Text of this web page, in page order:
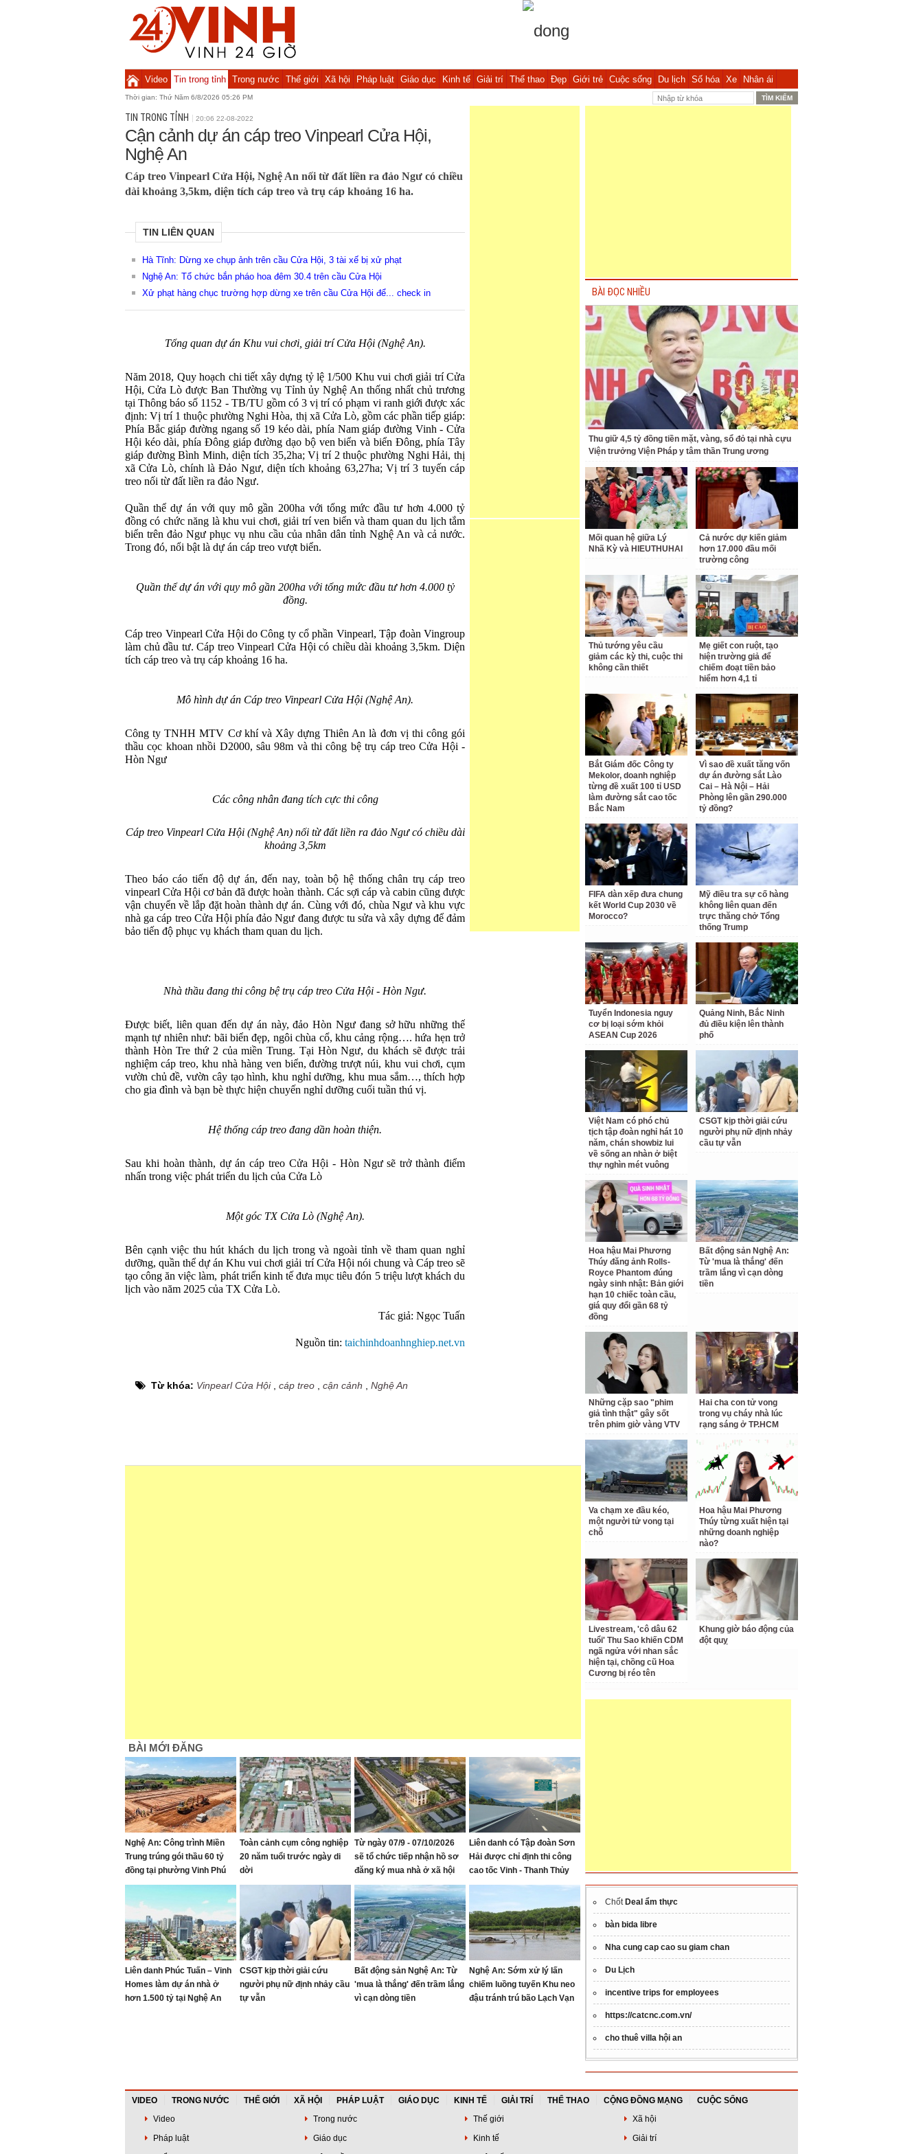
Video Tin trong tỉnh Trong nước Thế giới Xã hội Pháp luật Giáo dục Kinh tế Giải trí Thể thao Đẹp Giới trẻ Cuộc sống Du lịch Số hóa Xe Nhân ái
Thời gian: Thứ Năm 6/8/2026 05:26 PM
TIN TRONG TỈNH 20:06 22-08-2022
Cận cảnh dự án cáp treo Vinpearl Cửa Hội,
Nghệ An
Cáp treo Vinpearl Cửa Hội, Nghệ An nối từ đất liền ra đảo Ngư có chiều
dài khoảng 3,5km, diện tích cáp treo và trụ cáp khoảng 16 ha.
TIN LIÊN QUAN
Hà Tĩnh: Dừng xe chụp ảnh trên cầu Cửa Hội, 3 tài xế bị xử phạt
Nghệ An: Tổ chức bắn pháo hoa đêm 30.4 trên cầu Cửa Hội
Xử phạt hàng chục trường hợp dừng xe trên cầu Cửa Hội để... check in
Tổng quan dự án Khu vui chơi, giải trí Cửa Hội (Nghệ An).
Năm 2018, Quy hoạch chi tiết xây dựng tỷ lệ 1/500 Khu vui chơi giải trí Cửa
Hội, Cửa Lò được Ban Thường vụ Tỉnh ủy Nghệ An thống nhất chủ trương
tại Thông báo số 1152 - TB/TU gồm có 3 vị trí có phạm vi ranh giới được xác
định: Vị trí 1 thuộc phường Nghi Hòa, thị xã Cửa Lò, gồm các phần tiếp giáp:
Phía Bắc giáp đường ngang số 19 kéo dài, phía Nam giáp đường Vinh - Cửa
Hội kéo dài, phía Đông giáp đường dạo bộ ven biển và biển Đông, phía Tây
giáp đường Bình Minh, diện tích 35,2ha; Vị trí 2 thuộc phường Nghi Hải, thị
xã Cửa Lò, chính là Đảo Ngư, diện tích khoảng 63,27ha; Vị trí 3 tuyến cáp
treo nối từ đất liền ra đảo Ngư.
Quần thể dự án với quy mô gần 200ha với tổng mức đầu tư hơn 4.000 tỷ
đồng có chức năng là khu vui chơi, giải trí ven biển và tham quan du lịch tắm
biển trên đảo Ngư phục vụ nhu cầu của nhân dân tỉnh Nghệ An và cả nước.
Trong đó, nổi bật là dự án cáp treo vượt biển.
Quần thể dự án với quy mô gần 200ha với tổng mức đầu tư hơn 4.000 tỷ
đồng.
Cáp treo Vinpearl Cửa Hội do Công ty cổ phần Vinpearl, Tập đoàn Vingroup
làm chủ đầu tư. Cáp treo Vinpearl Cửa Hội có chiều dài khoảng 3,5km. Diện
tích cáp treo và trụ cáp khoảng 16 ha.
Mô hình dự án Cáp treo Vinpearl Cửa Hội (Nghệ An).
Công ty TNHH MTV Cơ khí và Xây dựng Thiên An là đơn vị thi công gói
thầu cọc khoan nhồi D2000, sâu 98m và thi công bệ trụ cáp treo Cửa Hội -
Hòn Ngư
Các công nhân đang tích cực thi công
Cáp treo Vinpearl Cửa Hội (Nghệ An) nối từ đất liền ra đảo Ngư có chiều dài
khoảng 3,5km
Theo báo cáo tiến độ dự án, đến nay, toàn bộ hệ thống chân trụ cáp treo
vinpearl Cửa Hội cơ bản đã được hoàn thành. Các sợi cáp và cabin cũng được
vận chuyển về lắp đặt hoàn thành dự án. Cùng với đó, chùa Ngư và khu vực
nhà ga cáp treo Cửa Hội phía đảo Ngư đang được tu sửa và xây dựng để đảm
bảo tiến độ phục vụ khách tham quan du lịch.
Nhà thầu đang thi công bệ trụ cáp treo Cửa Hội - Hòn Ngư.
Được biết, liên quan đến dự án này, đảo Hòn Ngư đang sở hữu những thế
mạnh tự nhiên như: bãi biển đẹp, ngôi chùa cổ, khu cảng rộng…. hứa hẹn trở
thành Hòn Tre thứ 2 của miền Trung. Tại Hòn Ngư, du khách sẽ được trải
nghiệm cáp treo, khu nhà hàng ven biển, đường trượt núi, khu vui chơi, cụm
vườn chủ đề, vườn cây tạo hình, khu nghỉ dưỡng, khu mua sắm…, thích hợp
cho gia đình và bạn bè thực hiện chuyến nghỉ dưỡng cuối tuần thú vị.
Hệ thống cáp treo đang dần hoàn thiện.
Sau khi hoàn thành, dự án cáp treo Cửa Hội - Hòn Ngư sẽ trở thành điểm
nhấn trong việc phát triển du lịch của Cửa Lò
Một góc TX Cửa Lò (Nghệ An).
Bên cạnh việc thu hút khách du lịch trong và ngoài tỉnh về tham quan nghỉ
dưỡng, quần thể dự án Khu vui chơi giải trí Cửa Hội nói chung và Cáp treo sẽ
tạo công ăn việc làm, phát triển kinh tế đưa mục tiêu đón 5 triệu lượt khách du
lịch vào năm 2025 của TX Cửa Lò.
Tác giả: Ngọc Tuấn
Nguồn tin: taichinhdoanhnghiep.net.vn
Từ khóa: Vinpearl Cửa Hội, cáp treo cận cảnh Nghệ An
BÀI MỚI ĐĂNG
Nghệ An: Công trình Miền
Trung trúng gói thầu 60 tỷ
đồng tại phường Vinh Phú
Toàn cảnh cụm công nghiệp
20 năm tuổi trước ngày di
dời
Từ ngày 07/9 - 07/10/2026
sẽ tổ chức tiếp nhận hồ sơ
đăng ký mua nhà ở xã hội
tại Khu nhà ở Mỹ Thượng,
phường Vinh Lộc
Liên danh có Tập đoàn Sơn
Hải được chỉ định thi công
cao tốc Vinh - Thanh Thủy
Liên danh Phúc Tuấn – Vinh
Homes làm dự án nhà ở
hơn 1.500 tỷ tại Nghệ An
CSGT kịp thời giải cứu
người phụ nữ định nhảy cầu
tự vẫn
Bất động sản Nghệ An: Từ
'mua là thắng' đến trầm lắng
vì cạn dòng tiền
Nghệ An: Sớm xử lý lấn
chiếm luồng tuyến Khu neo
đậu tránh trú bão Lạch Vạn
BÀI ĐỌC NHIỀU
Thu giữ 4,5 tỷ đồng tiền mặt, vàng, sổ đỏ tại nhà cựu
Viện trưởng Viện Pháp y tâm thần Trung ương
Mối quan hệ giữa Lý
Nhã Kỳ và HIEUTHUHAI
Cả nước dự kiến giảm
hơn 17.000 đầu mối
trường công
Thủ tướng yêu cầu
giảm các kỳ thi, cuộc thi
không cần thiết
Mẹ giết con ruột, tạo
hiện trường giả để
chiếm đoạt tiền bảo
hiểm hơn 4,1 tỉ
Bắt Giám đốc Công ty
Mekolor, doanh nghiệp
từng đề xuất 100 tỉ USD
làm đường sắt cao tốc
Bắc Nam
Vì sao đề xuất tăng vốn
dự án đường sắt Lào
Cai – Hà Nội – Hải
Phòng lên gần 290.000
tỷ đồng?
FIFA dàn xếp đưa chung
kết World Cup 2030 về
Morocco?
Mỹ điều tra sự cố hàng
không liên quan đến
trực thăng chở Tổng
thống Trump
Tuyển Indonesia nguy
cơ bị loại sớm khỏi
ASEAN Cup 2026
Quảng Ninh, Bắc Ninh
đủ điều kiện lên thành
phố
Việt Nam có phó chủ
tịch tập đoàn nghỉ hát 10
năm, chán showbiz lui
về sống an nhàn ở biệt
thự nghìn mét vuông
CSGT kịp thời giải cứu
người phụ nữ định nhảy
cầu tự vẫn
Hoa hậu Mai Phương
Thúy đăng ảnh Rolls-
Royce Phantom đúng
ngày sinh nhật: Bản giới
hạn 10 chiếc toàn cầu,
giá quy đổi gần 68 tỷ
đồng
Bất động sản Nghệ An:
Từ 'mua là thắng' đến
trầm lắng vì cạn dòng
tiền
Những cặp sao "phim
giả tình thật" gây sốt
trên phim giờ vàng VTV
Hai cha con tử vong
trong vụ cháy nhà lúc
rạng sáng ở TP.HCM
Va chạm xe đầu kéo,
một người tử vong tại
chỗ
Hoa hậu Mai Phương
Thúy từng xuất hiện tại
những doanh nghiệp
nào?
Livestream, 'cô dâu 62
tuổi' Thu Sao khiến CDM
ngã ngửa với nhan sắc
hiện tại, chồng cũ Hoa
Cương bị réo tên
Khung giờ báo động của
đột quỵ
Chốt Deal ẩm thực
bàn bida libre
Nha cung cap cao su giam chan
Du Lịch
incentive trips for employees
https://catcnc.com.vn/
cho thuê villa hội an
VIDEO TRONG NƯỚC THẾ GIỚI XÃ HỘI PHÁP LUẬT GIÁO DỤC KINH TẾ GIẢI TRÍ THỂ THAO CỘNG ĐỒNG MẠNG
CUỘC SỐNG
Video
Trong nước Thế giới
Xã hội
Pháp luật
Giáo dục Kinh tế
Giải trí